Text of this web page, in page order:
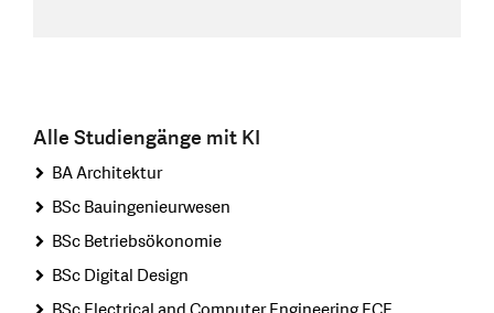
Alle Studiengänge mit KI
BA Architektur
BSc Bauingenieurwesen
BSc Betriebsökonomie
BSc Digital Design